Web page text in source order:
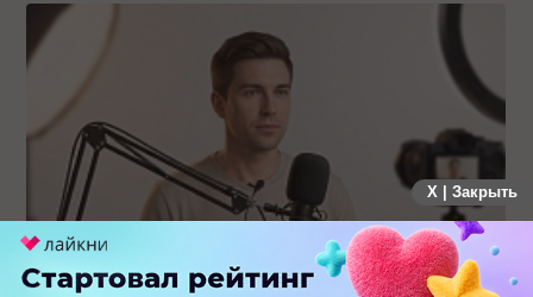
Российский рынок инфлюенс-маркетинга вошел в фазу
стагнации после нескольких лет роста
X | Закрыть